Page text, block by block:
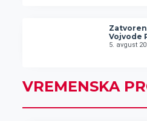
Vojvode
5. avgust
VREMENSKA